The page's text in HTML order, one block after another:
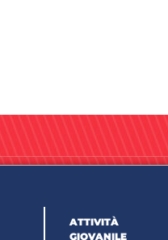
ATTIVITÀ
GIOVANILE